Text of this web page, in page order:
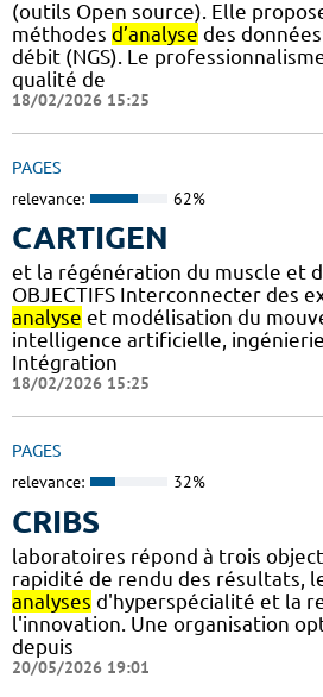
(outils Open source). Elle
méthodes d’analyse des
débit (NGS). Le
qualité de
18/02/2026 15:25
PAGES
relevance: 62%
CARTIGEN
et la régénération du muscle et
OBJECTIFS Interconnecter des
analyse et modélisation du
intelligence artificielle,
Intégration
18/02/2026 15:25
PAGES
relevance: 32%
CRIBS
laboratoires répond à trois
rapidité de rendu des résultats,
analyses d'hyperspécialité et la
l'innovation. Une organisation
depuis
20/05/2026 19:01